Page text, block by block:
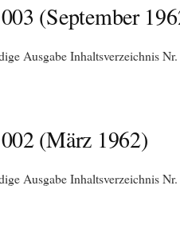
(September
Ausgabe Inhaltsverzeichnis
(März 1962)
Ausgabe Inhaltsverzeichnis